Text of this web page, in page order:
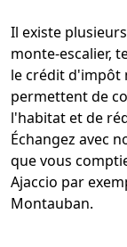
Il existe
monte-escalier,
le crédit d'impôt
permettent de
l'habitat et de
Échangez avec
que vous
Ajaccio par
Montauban.